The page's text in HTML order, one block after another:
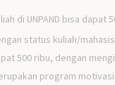
di UNPAND bisa dapat
status kuliah/
500 ribu, dengan
program